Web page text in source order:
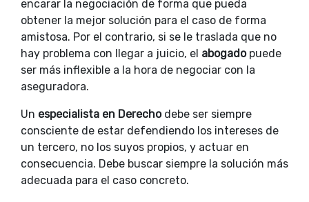
encarar la negociación de forma que pueda
obtener la mejor solución para el caso de forma
amistosa. Por el contrario, si se le traslada que no
hay problema con llegar a juicio, el abogado puede
ser más inflexible a la hora de negociar con la
aseguradora.
Un especialista en Derechodebe ser siempre
consciente de estar defendiendo los intereses de
un tercero, no los suyos propios, y actuar en
consecuencia. Debe buscar siempre la solución más
adecuada para el caso concreto.